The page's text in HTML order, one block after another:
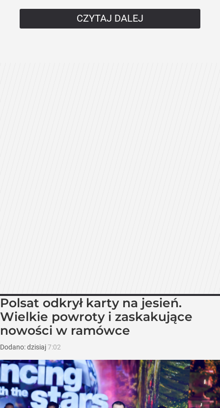
CZYTAJ DALEJ
Polsat odkrył karty na jesień.
Wielkie powroty i zaskakujące
nowości w ramówce
Dodano:dzisiaj7:02